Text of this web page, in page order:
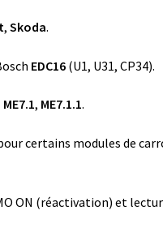
,Skoda.
EDC16 (U1, U31, CP34).
ME7.1, ME7.1.1.
certains modules de
ON (réactivation) et